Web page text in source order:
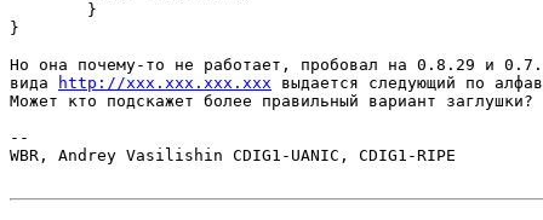
}
Но она почему-то не работает, пробовал на 0.8.29 и
вида
http://xxx.xxx.xxx.xxx выдается следующий по
Может кто подскажет более правильный вариант заглушки?
--
WBR, Andrey Vasilishin CDIG1-UANIC, CDIG1-RIPE